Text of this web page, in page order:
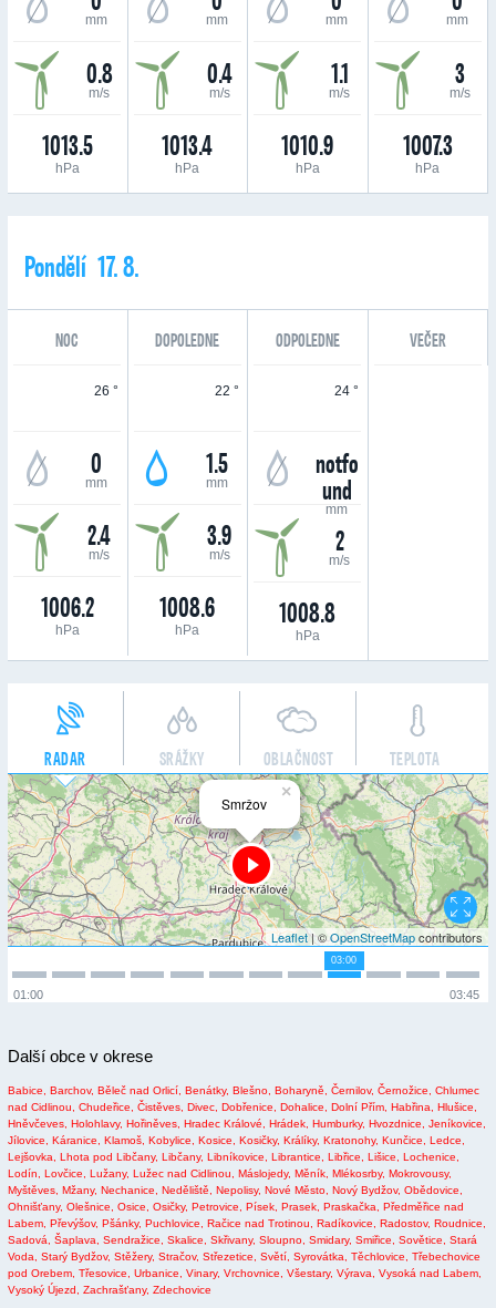
mm
0.8
m/s
1013.5
hPa
mm
0.4
m/s
1013.4
hPa
mm
1.1
m/s
1010.9
hPa
mm
3
m/s
1007.3
hPa
Pondělí 17. 8.
NOC DOPOLEDNE ODPOLEDNE VEČER
26 °
0
mm
2.4
m/s
1006.2
hPa
22 °
1.5
mm
3.9
m/s
1008.6
hPa
24 °
notfo
und
mm
2
m/s
1008.8
hPa
RADAR SRÁŽKY OBLAČNOST TEPLOTA
×
Smržov
Leaflet| ©OpenStreetMapcontributors
03:00
03:45
01:00
Další obce v okrese
Babice, Barchov, Běleč nad Orlicí, Benátky, Blešno, Boharyně, Černilov, Černožice, Chlumec
nad Cidlinou, Chudeřice, Čistěves, Divec, Dobřenice, Dohalice, Dolní Přím, Habřina, Hlušice,
Hněvčeves, Holohlavy, Hořiněves, Hradec Králové, Hrádek, Humburky, Hvozdnice, Jeníkovice,
Jílovice, Káranice, Klamoš, Kobylice, Kosice, Kosičky, Králíky, Kratonohy, Kunčice, Ledce,
Lejšovka, Lhota pod Libčany, Libčany, Libníkovice, Librantice, Libřice, Lišice, Lochenice,
Lodín, Lovčice, Lužany, Lužec nad Cidlinou, Máslojedy, Měník, Mlékosrby, Mokrovousy,
Myštěves, Mžany, Nechanice, Neděliště, Nepolisy, Nové Město, Nový Bydžov, Obědovice,
Ohnišťany, Olešnice, Osice, Osičky, Petrovice, Písek, Prasek, Praskačka, Předměřice nad
Labem, Převýšov, Pšánky, Puchlovice, Račice nad Trotinou, Radíkovice, Radostov, Roudnice,
Sadová, Šaplava, Sendražice, Skalice, Skřivany, Sloupno, Smidary, Smiřice, Sovětice, Stará
Voda, Starý Bydžov, Stěžery, Stračov, Střezetice, Světí, Syrovátka, Těchlovice, Třebechovice
pod Orebem, Třesovice, Urbanice, Vinary, Vrchovnice, Všestary, Výrava, Vysoká nad Labem,
Vysoký Újezd, Zachrašťany, Zdechovice